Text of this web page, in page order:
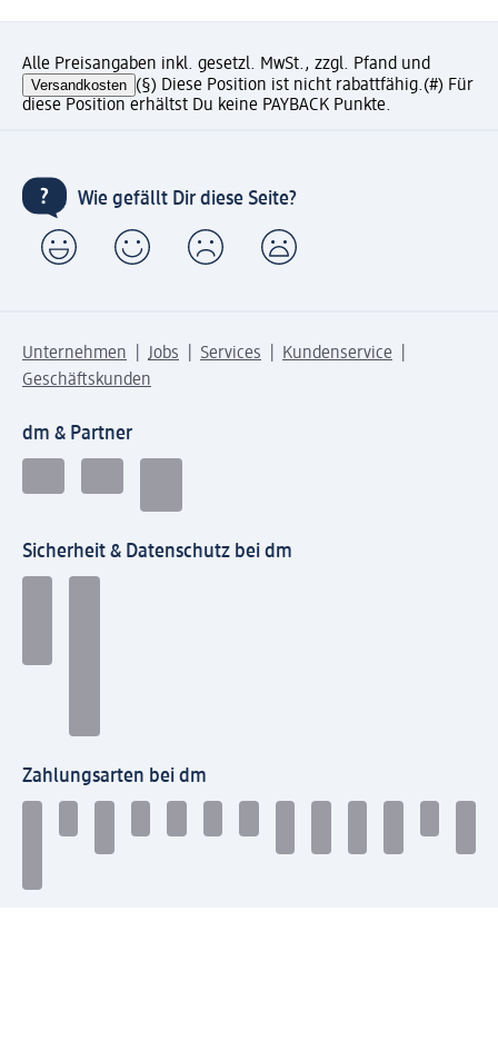
Alle Preisangaben inkl. gesetzl. MwSt., zzgl. Pfand und
Versandkosten (§) Diese Position ist nicht rabattfähig.(#) Für
diese Position erhältst Du keine PAYBACK Punkte.
Wie gefällt Dir diese Seite?
Unternehmen Jobs Services
Kundenservice
Geschäftskunden
dm & Partner
Sicherheit & Datenschutz bei dm
Zahlungsarten bei dm